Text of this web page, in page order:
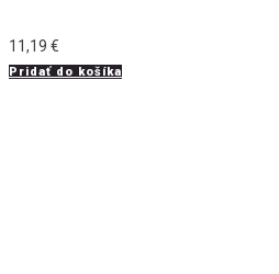
11,19 €
Pridať do košíka